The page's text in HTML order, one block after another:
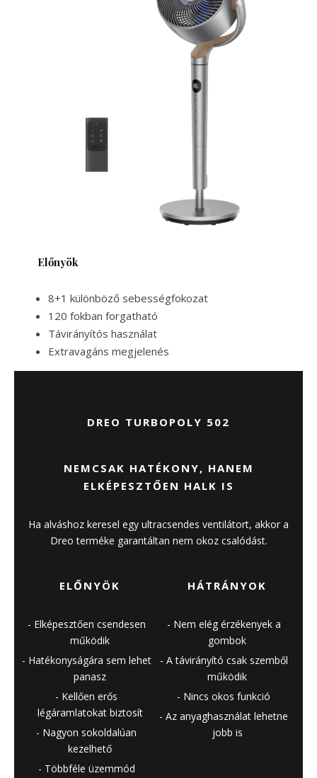
Előnyök
8+1 különböző sebességfokozat
120 fokban forgatható
Távirányítós használat
Extravagáns megjelenés
DREO TURBOPOLY 502
NEMCSAK HATÉKONY, HANEM
ELKÉPESZTŐEN HALK IS
Ha alváshoz keresel egy ultracsendes ventilátort, akkor a
Dreo terméke garantáltan nem okoz csalódást.
ELŐNYÖK
Elképesztően csendesen
működik
Hatékonyságára sem lehet
panasz
Kellően erős
légáramlatokat biztosít
Nagyon sokoldalúan
kezelhető
Többféle üzemmód
HÁTRÁNYOK
Nem elég érzékenyek a
gombok
A távirányító csak szemből
működik
Nincs okos funkció
Az anyaghasználat lehetne
jobb is